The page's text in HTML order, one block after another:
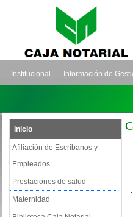
Institucional Información de
Inicio
Afiliación de Escribanos y
Empleados
Prestaciones de salud
Maternidad